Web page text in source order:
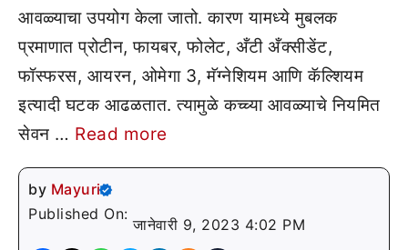
आवळ्याचा उपयोग केला जातो. कारण यामध्ये मुबलक
प्रमाणात प्रोटीन, फायबर, फोलेट, अँटी अँक्सीडेंट,
फॉस्फरस, आयरन, ओमेगा 3, मॅग्नेशियम आणि कॅल्शियम
इत्यादी घटक आढळतात. त्यामुळे कच्च्या आवळ्याचे नियमित
सेवन … Read more
by Mayuri
Published On:
जानेवारी 9, 2023 4:02 PM